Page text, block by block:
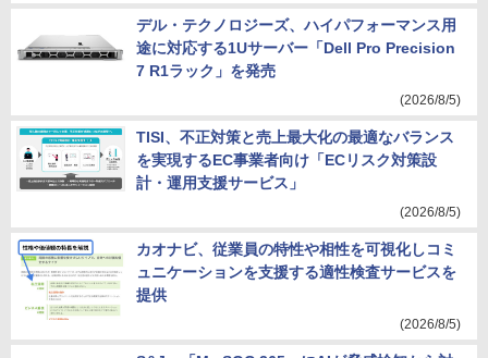
デル・テクノロジーズ、ハイパフォーマンス用
途に対応する1Uサーバー「Dell Pro Precision
7 R1ラック」を発売
(2026/8/5)
TISI、不正対策と売上最大化の最適なバランス
を実現するEC事業者向け「ECリスク対策設
計・運用支援サービス」
(2026/8/5)
カオナビ、従業員の特性や相性を可視化しコミ
ュニケーションを支援する適性検査サービスを
提供
(2026/8/5)